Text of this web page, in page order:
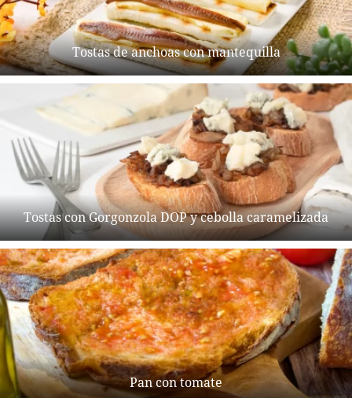
Tostas de anchoas con mantequilla
Tostas con Gorgonzola DOP y cebolla caramelizada
Pan con tomate